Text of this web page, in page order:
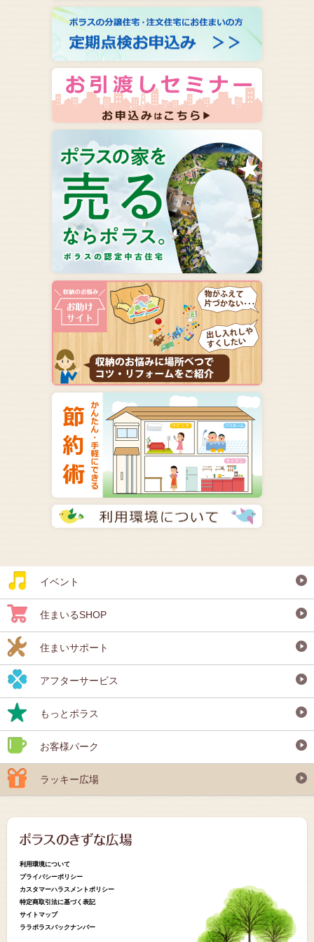
イベント
住まいるSHOP
住まいサポート
アフターサービス
もっとポラス
お客様パーク
ラッキー広場
利用環境について
プライバシーポリシー
カスタマーハラスメントポリシー
特定商取引法に基づく表記
サイトマップ
ララポラスバックナンバー